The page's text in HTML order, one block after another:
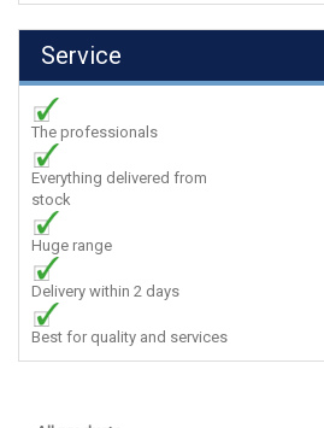
Service
The professionals
Everything delivered from
stock
Huge range
Delivery within 2 days
Best for quality and services